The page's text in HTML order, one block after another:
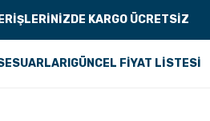
KARGO ÜCRETSİZ
GÜNCEL FİYAT LİSTESİ